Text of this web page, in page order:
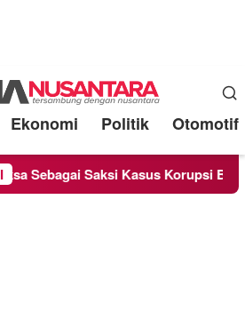
Ekonomi Politik Otomotif
Saksi Kasus Korupsi Bibit